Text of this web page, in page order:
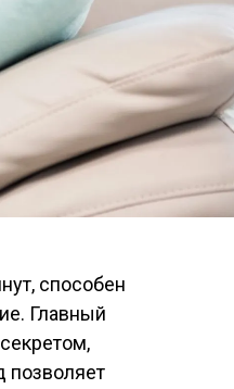
способен
Главный
позволяет